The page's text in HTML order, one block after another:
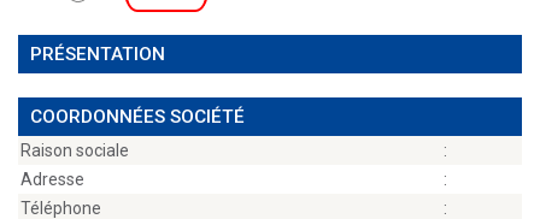
PRÉSENTATION
COORDONNÉES SOCIÉTÉ
Raison sociale
:
Adresse
:
Téléphone
: